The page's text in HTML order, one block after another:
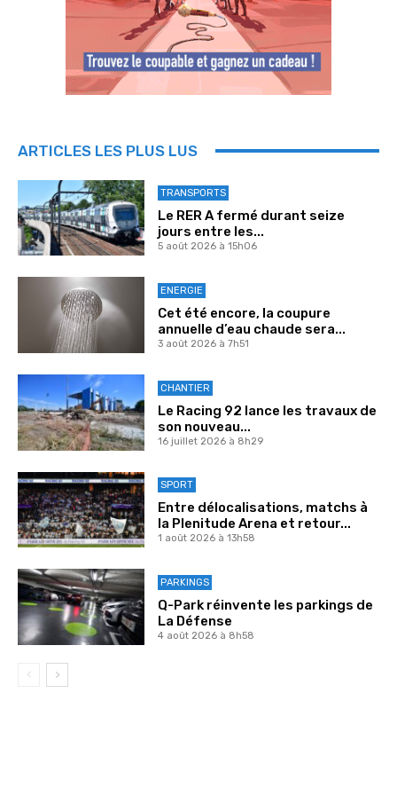
ARTICLES LES PLUS LUS
TRANSPORTS
Le RER A fermé durant seize
jours entre les...
5 août 2026 à 15h06
ENERGIE
Cet été encore, la coupure
annuelle d’eau chaude sera...
3 août 2026 à 7h51
CHANTIER
Le Racing 92 lance les travaux de
son nouveau...
16 juillet 2026 à 8h29
SPORT
Entre délocalisations, matchs à
la Plenitude Arena et retour...
1 août 2026 à 13h58
PARKINGS
Q-Park réinvente les parkings de
La Défense
4 août 2026 à 8h58